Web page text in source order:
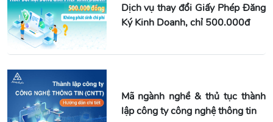
Dịch vụ thay đổi Giấy Phép Đăng
Ký Kinh Doanh, chỉ 500.000đ
Mã ngành nghề & thủ tục thành
lập công ty công nghệ thông tin